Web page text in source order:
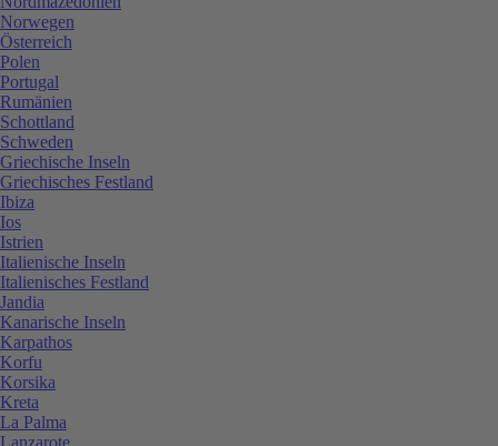
Norwegen
Österreich
Polen
Portugal
Rumänien
Schottland
Schweden
Griechische Inseln
Griechisches Festland
Ibiza
Ios
Istrien
Italienische Inseln
Italienisches Festland
Jandia
Kanarische Inseln
Karpathos
Korfu
Korsika
Kreta
La Palma
Lanzarote